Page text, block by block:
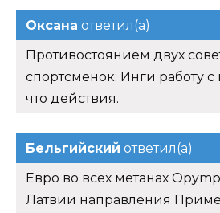
Оксана ответил(а)
Противостоянием двух
спортсменок: Инги работу с
что действия.
Бельгийский ответил(а)
Евро во всех метанах
Латвии направления